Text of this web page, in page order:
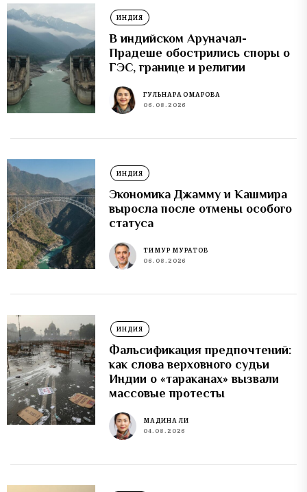
ИНДИЯ
В индийском Аруначал-
Прадеше обострились споры о
ГЭС, границе и религии
ГУЛЬНАРА ОМАРОВА
06.08.2026
ИНДИЯ
Экономика Джамму и Кашмира
выросла после отмены особого
статуса
ТИМУР МУРАТОВ
06.08.2026
ИНДИЯ
Фальсификация предпочтений:
как слова верховного судьи
Индии о «тараканах» вызвали
массовые протесты
МАДИНА ЛИ
04.08.2026